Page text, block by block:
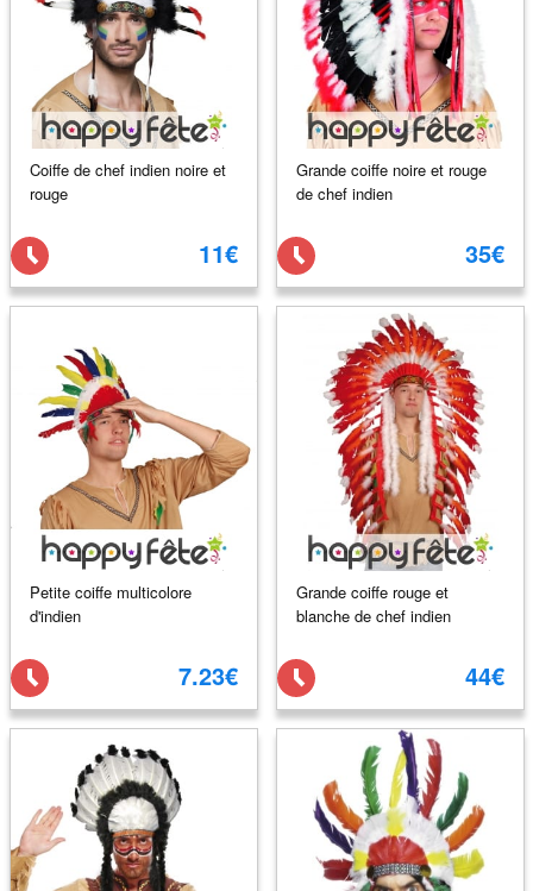
Coiffe de chef indien noire et
rouge
11€
Grande coiffe noire et rouge
de chef indien
35€
Petite coiffe multicolore
d'indien
7.23€
Grande coiffe rouge et
blanche de chef indien
44€